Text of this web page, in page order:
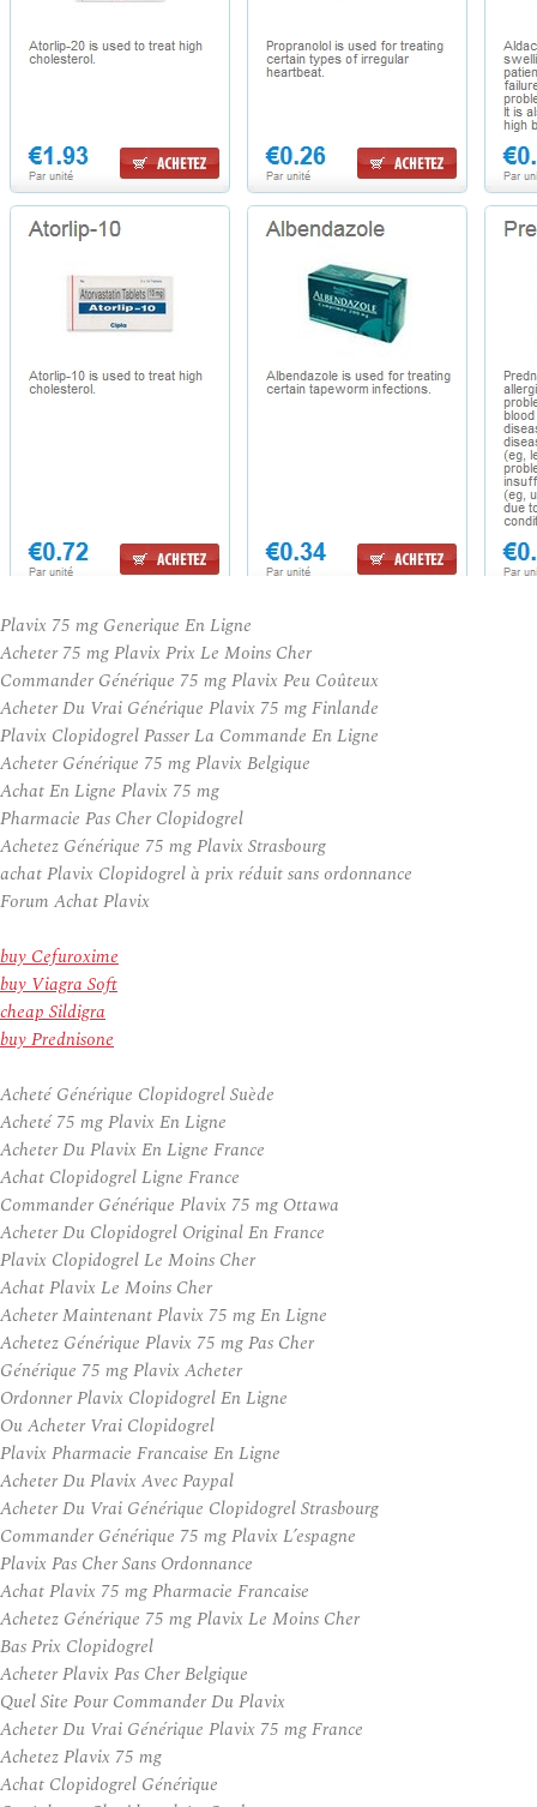
Plavix 75 mg Generique En Ligne
Acheter 75 mg Plavix Prix Le Moins Cher
Commander Générique 75 mg Plavix Peu Coûteux
Acheter Du Vrai Générique Plavix 75 mg Finlande
Plavix Clopidogrel Passer La Commande En Ligne
Acheter Générique 75 mg Plavix Belgique
Achat En Ligne Plavix 75 mg
Pharmacie Pas Cher Clopidogrel
Achetez Générique 75 mg Plavix Strasbourg
achat Plavix Clopidogrel à prix réduit sans ordonnance
Forum Achat Plavix
buy Cefuroxime
buy Viagra Soft
cheap Sildigra
buy Prednisone
Acheté Générique Clopidogrel Suède
Acheté 75 mg Plavix En Ligne
Acheter Du Plavix En Ligne France
Achat Clopidogrel Ligne France
Commander Générique Plavix 75 mg Ottawa
Acheter Du Clopidogrel Original En France
Plavix Clopidogrel Le Moins Cher
Achat Plavix Le Moins Cher
Acheter Maintenant Plavix 75 mg En Ligne
Achetez Générique Plavix 75 mg Pas Cher
Générique 75 mg Plavix Acheter
Ordonner Plavix Clopidogrel En Ligne
Ou Acheter Vrai Clopidogrel
Plavix Pharmacie Francaise En Ligne
Acheter Du Plavix Avec Paypal
Acheter Du Vrai Générique Clopidogrel Strasbourg
Commander Générique 75 mg Plavix L’espagne
Plavix Pas Cher Sans Ordonnance
Achat Plavix 75 mg Pharmacie Francaise
Achetez Générique 75 mg Plavix Le Moins Cher
Bas Prix Clopidogrel
Acheter Plavix Pas Cher Belgique
Quel Site Pour Commander Du Plavix
Acheter Du Vrai Générique Plavix 75 mg France
Achetez Plavix 75 mg
Achat Clopidogrel Générique